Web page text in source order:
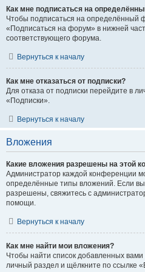
Как мне подписаться на
Чтобы подписаться на определённый
«Подписаться на форум» в нижней
соответствующего форума.
Вернуться к началу
Как мне отказаться от подписки?
Для отказа от подписки перейдите в
«Подписки».
Вернуться к началу
Вложения
Какие вложения разрешены на этой
Администратор каждой конференции
определённые типы вложений. Если вы
разрешены, свяжитесь с
помощи.
Вернуться к началу
Как мне найти мои вложения?
Чтобы найти список добавленных
личный раздел и щёлкните по ссылке